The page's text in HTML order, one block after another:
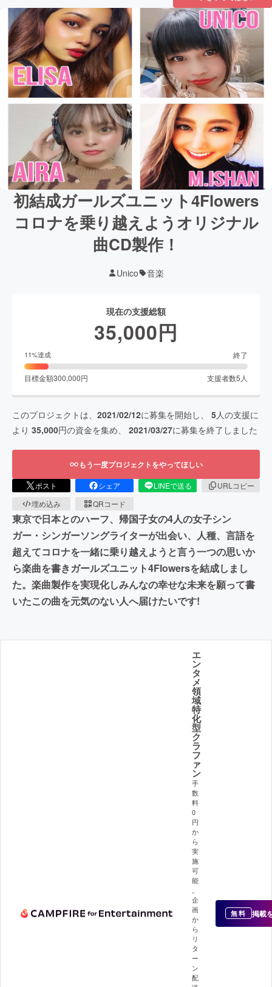
初結成ガールズユニット4Flowers
コロナを乗り越えようオリジナル
曲CD製作！
Unico 音楽
現在の支援総額
35,000円
11%達成 終了
目標金額300,000円 支援者数5 人
このプロジェクトは、 2021/02/12に募集を開始し、 5人の支援に
より 35,000円の資金を集め、 2021/03/27に募集を終了しました
もう一度プロジェクトをやってほしい
ポスト シェア LINEで送る
URLコピー
埋め込み
QRコード
東京で日本とのハーフ、帰国子女の4人の女子シン
ガー・シンガーソングライターが出会い、人種、言語を
超えてコロナを一緒に乗り越えようと言う一つの思いか
ら楽曲を書きガールズユニット4Flowersを結成しまし
た。楽曲製作を実現化しみんなの幸せな未来を願って書
いたこの曲を元気のない人へ届けたいです!
エ
ン
タ
メ
領
域
特
化
型
ク
ラ
フ
ァ
ン
手
数
料
0
円
か
ら
実
施
可
能
企
画
か
ら
リ
タ
ー
ン
配
無料 掲載